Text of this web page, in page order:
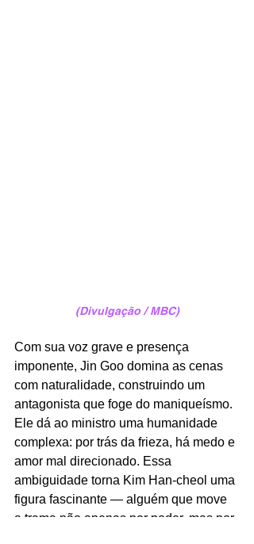
(Divulgação / MBC)
Com sua voz grave e presença
imponente, Jin Goo domina as cenas
com naturalidade, construindo um
antagonista que foge do maniqueísmo.
Ele dá ao ministro uma humanidade
complexa: por trás da frieza, há medo e
amor mal direcionado. Essa
ambiguidade torna Kim Han-cheol uma
figura fascinante — alguém que move
a trama não apenas por poder, mas por